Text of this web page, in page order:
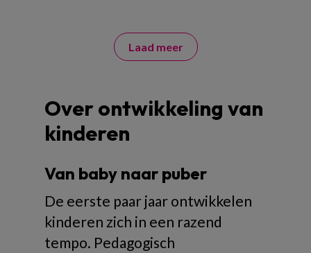
Laad meer
Over ontwikkeling van
kinderen
Van baby naar puber
De eerste paar jaar ontwikkelen
kinderen zich in een razend
tempo. Pedagogisch